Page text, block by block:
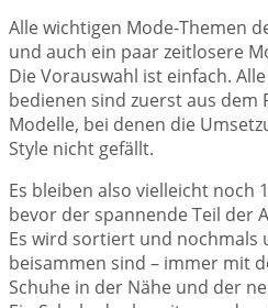
Alle wichtigen Mode-Themen
und auch ein paar zeitlosere
Die Vorauswahl ist einfach.
bedienen sind zuerst aus dem
Modelle, bei denen die
Style nicht gefällt.
Es bleiben also vielleicht noch
bevor der spannende Teil der
Es wird sortiert und nochmals
beisammen sind – immer mit
Schuhe in der Nähe und der